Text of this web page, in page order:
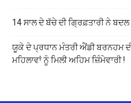
14 ਸਾਲ ਦੇ ਬੱਚੇ ਦੀ ਗ੍ਰਿਫ਼ਤਾਰੀ ਨੇ ਬਦਲ
ਯੂਕੇ ਦੇ ਪ੍ਰਧਾਨ ਮੰਤਰੀ ਐਂਡੀ ਬਰਨਹਮ
ਮਹਿਲਾਵਾਂ ਨੂੰ ਮਿਲੀ ਅਹਿਮ ਜ਼ਿੰਮੇਵਾਰੀ !